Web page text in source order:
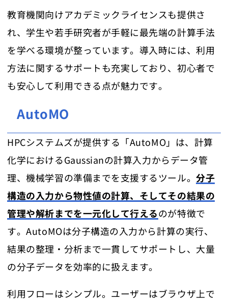
教育機関向けアカデミックライセンスも提供さ
れ、学生や若手研究者が手軽に最先端の計算手法
を学べる環境が整っています。導入時には、利用
方法に関するサポートも充実しており、初心者で
も安心して利用できる点が魅力です。
AutoMO
HPCシステムズが提供する「AutoMO」は、計算
化学におけるGaussianの計算入力からデータ管
理、機械学習の準備までを支援するツール。分子
構造の入力から物性値の計算、そしてその結果の
管理や解析までを一元化して行えるのが特徴で
す。AutoMOは分子構造の入力から計算の実行、
結果の整理・分析まで一貫してサポートし、大量
の分子データを効率的に扱えます。
利用フローはシンプル。ユーザーはブラウザ上で